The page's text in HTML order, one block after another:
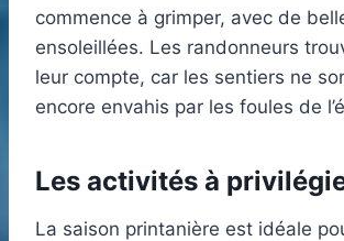
commence à grimper, avec de
ensoleillées. Les randonneurs
leur compte, car les sentiers ne
encore envahis par les foules de
Les activités à
La saison printanière est idéale